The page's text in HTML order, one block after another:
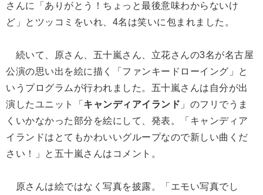
さんに「ありがとう！ちょっと最後意味わからないけ
ど」とツッコミをいれ、4名は笑いに包まれました。
続いて、原さん、五十嵐さん、立花さんの3名が名古屋
公演の思い出を絵に描く「ファンキードローイング」と
いうプログラムが行われました。五十嵐さんは自分が出
演したユニット「 キャンディアイランド 」のフリでうま
くいかなかった部分を絵にして、発表。「キャンディア
イランドはとてもかわいいグループなので新しい曲くだ
さい！」と五十嵐さんはコメント。
原さんは絵ではなく写真を披露。「エモい写真でし